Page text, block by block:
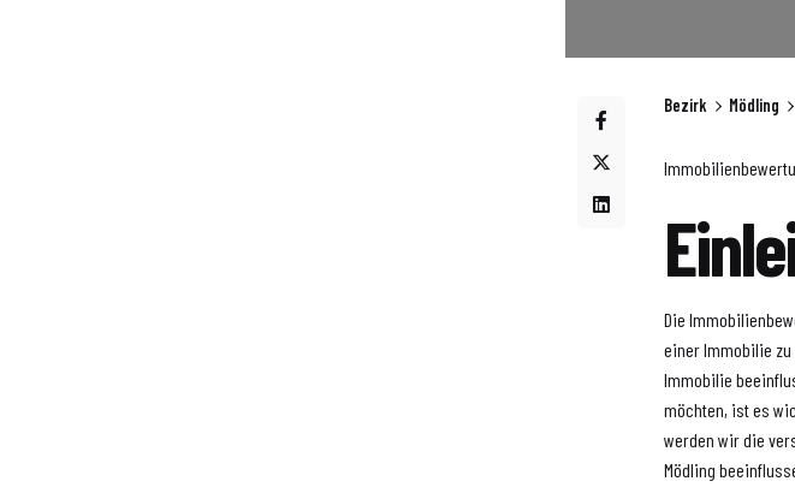
Bezirk Mödling
Die
einer Immobilie zu
Immobilie
möchten, ist es
werden wir die
Mödling